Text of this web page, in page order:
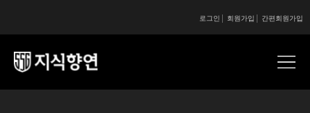
간편회원가입
회원가입
로그인